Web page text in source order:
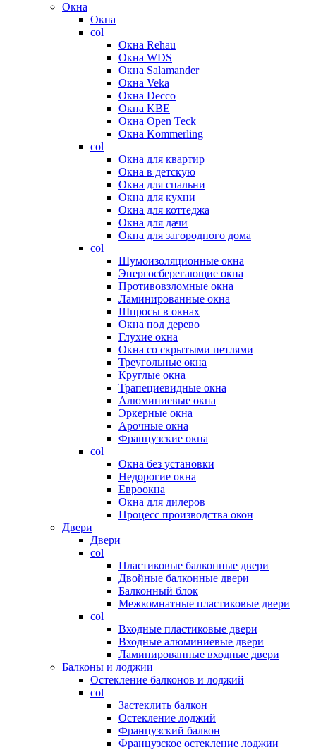
Окна
Окна
col
Окна Rehau
Окна WDS
Окна Salamander
Окна Veka
Окна Decco
Окна KBE
Окна Open Teck
Окна Kommerling
col
Окна для квартир
Окна в детскую
Окна для спальни
Окна для кухни
Окна для коттеджа
Окна для дачи
Окна для загородного дома
col
Шумоизоляционные окна
Энергосберегающие окна
Противовзломные окна
Ламинированные окна
Шпросы в окнах
Окна под дерево
Глухие окна
Окна со скрытыми петлями
Треугольные окна
Круглые окна
Трапециевидные окна
Алюминиевые окна
Эркерные окна
Арочные окна
Французские окна
col
Окна без установки
Недорогие окна
Евроокна
Окна для дилеров
Процесс производства окон
Двери
Двери
col
Пластиковые балконные двери
Двойные балконные двери
Балконный блок
Межкомнатные пластиковые двери
col
Входные пластиковые двери
Входные алюминиевые двери
Ламинированные входные двери
Балконы и лоджии
Остекление балконов и лоджий
col
Застеклить балкон
Остекление лоджий
Французский балкон
Французское остекление лоджии